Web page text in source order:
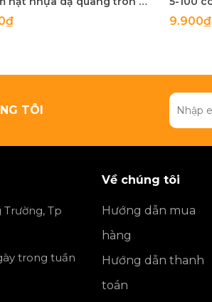
9.900₫
TÔI
Trường, Tp
trong tuần
Về chúng tôi
Hướng dẫn mua
hàng
Hướng dẫn thanh
toán